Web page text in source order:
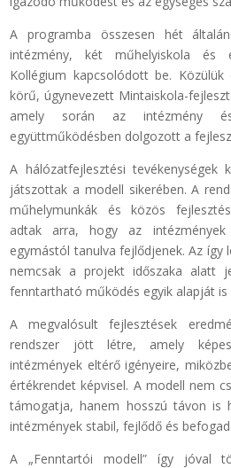
A programba összesen hét
intézmény, két műhelyiskola és
Kollégium kapcsolódott be.
körű, úgynevezett Mintaiskola-
amely során az intézmény
együttműködésben dolgozott a
A hálózatfejlesztési tevékenységek
játszottak a modell sikerében. A
műhelymunkák és közös
adtak arra, hogy az
egymástól tanulva fejlődjenek. Az így
nemcsak a projekt időszaka alatt
fenntartható működés egyik alapját
A megvalósult fejlesztések
rendszer jött létre, amely
intézmények eltérő igényeire,
értékrendet képvisel. A modell nem
támogatja, hanem hosszú távon is
intézmények stabil, fejlődő és
A „Fenntartói modell” így jóval